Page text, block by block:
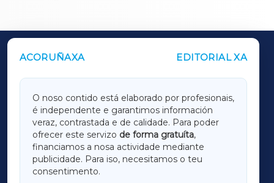
ACORUÑAXA EDITORIAL XA
O noso contido está elaborado por profesionais,
é independente e garantimos información
veraz, contrastada e de calidade. Para poder
ofrecer este servizo de forma gratuíta,
financiamos a nosa actividade mediante
publicidade. Para iso, necesitamos o teu
consentimento.
OUTROS PERIÓDICOS
LUGOXA
TERRACHAXA